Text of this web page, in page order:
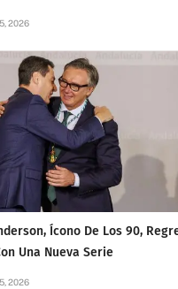
2026
Ícono De Los 90,
Una Nueva Serie
2026